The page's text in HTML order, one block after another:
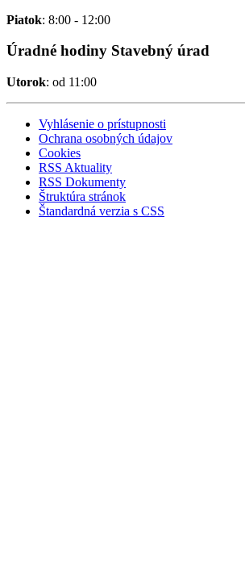
Piatok: 8:00 - 12:00
Úradné hodiny Stavebný úrad
Utorok: od 11:00
Vyhlásenie o prístupnosti
Ochrana osobných údajov
Cookies
RSS Aktuality
RSS Dokumenty
Štruktúra stránok
Štandardná verzia s CSS